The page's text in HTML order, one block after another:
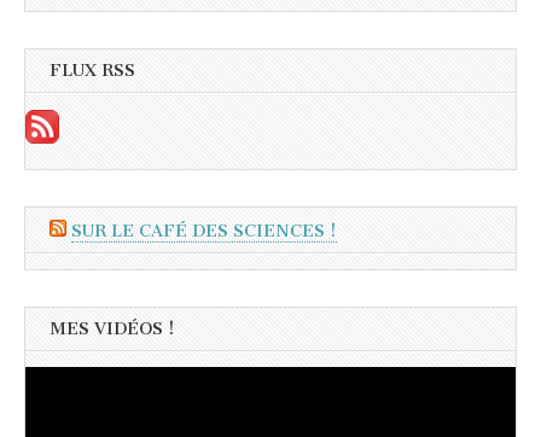
FLUX RSS
SUR LE CAFÉ DES SCIENCES !
MES VIDÉOS !